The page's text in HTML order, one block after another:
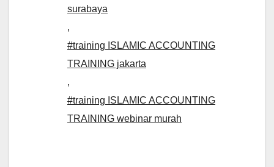
surabaya
,
#training ISLAMIC ACCOUNTING
TRAINING jakarta
,
#training ISLAMIC ACCOUNTING
TRAINING webinar murah